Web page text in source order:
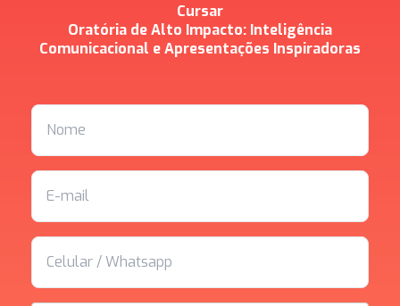
Cursar
Oratória de Alto Impacto: Inteligência
Comunicacional e Apresentações Inspiradoras